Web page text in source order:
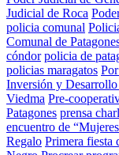
Judicial de Roca
policia comunal
Comunal de
cóndor policia de
policias maragatos
Inversión y
Viedma Pre-
Patagones prensa
encuentro de
Regalo Primera fiesta